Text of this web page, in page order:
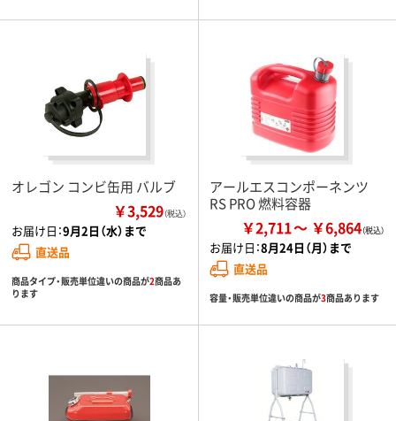
オレゴン コンビ缶用 バルブ
￥3,529（税込）
お届け日：9月2日（水）まで
直送品
商品タイプ・販売単位違いの商品が2商品あ
ります
アールエスコンポーネンツ
RS PRO 燃料容器
￥2,711 ￥6,864
お届け日：8月24日（月）まで
直送品
容量・販売単位違いの商品が3商品あります